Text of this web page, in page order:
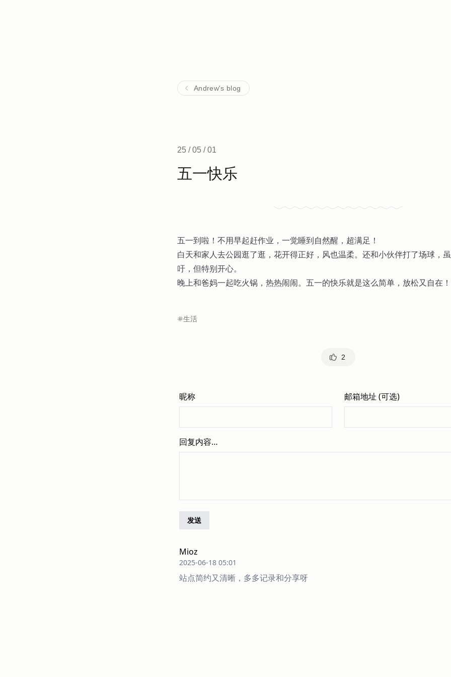
Andrew's blog
25 / 05 / 01
五一快乐
五一到啦！不用早起赶作业，一觉睡到自然醒，超满足！
白天和家人去公园逛了逛，花开得正好，风也温柔。还和小伙伴打了场球，
吁，但特别开心。
晚上和爸妈一起吃火锅，热热闹闹。五一的快乐就是这么简单，放松又自在！
生活
2